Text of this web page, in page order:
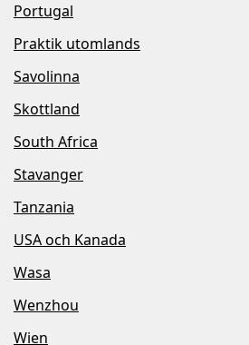
Portugal
Praktik utomlands
Savolinna
Skottland
South Africa
Stavanger
Tanzania
USA och Kanada
Wasa
Wenzhou
Wien